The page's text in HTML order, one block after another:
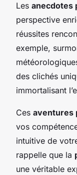
Les anecdotes
perspective
réussites
exemple,
des clichés
immortalisant
Ces aventures
vos
intuitive de
rappelle que la
une véritable